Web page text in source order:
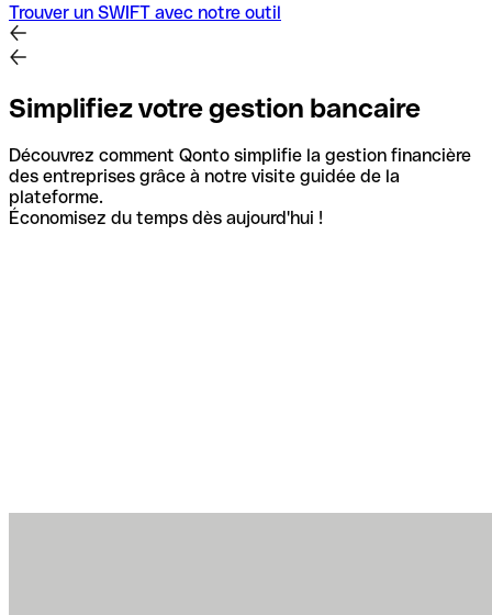
Trouver un SWIFT avec notre outil
Simplifiez votre gestion bancaire
Découvrez comment Qonto simplifie la gestion financière
des entreprises grâce à notre visite guidée de la
plateforme.
Économisez du temps dès aujourd'hui !